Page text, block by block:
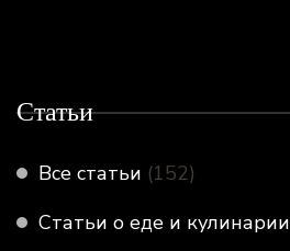
Статьи
Все статьи (152)
Статьи о еде и кулинарии